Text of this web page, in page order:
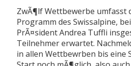
ZwÃ¶lf Wettbewerbe umfasst
Programm des Swissalpine,
PrÃ¤sident Andrea Tuffli
Teilnehmer erwartet.
in allen Wettbewrben bis eine